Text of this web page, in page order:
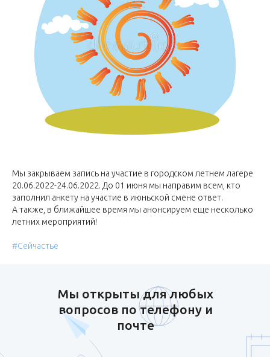
Мы закрываем запись на участие в городском летнем лагере
20.06.2022-24.06.2022. До 01 июня мы направим всем, кто
заполнил анкету на участие в июньской смене ответ.
А также, в ближайшее время мы анонсируем еще несколько
летних мероприятий!
#Сейчастье
Мы открыты для любых
вопросов по телефону и
почте